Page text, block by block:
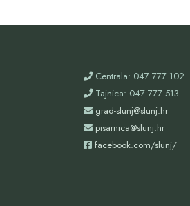
Centrala: 047 777 102
Tajnica: 047 777 513
grad-slunj@slunj.hr
pisarnica@slunj.hr
facebook.com/slunj/